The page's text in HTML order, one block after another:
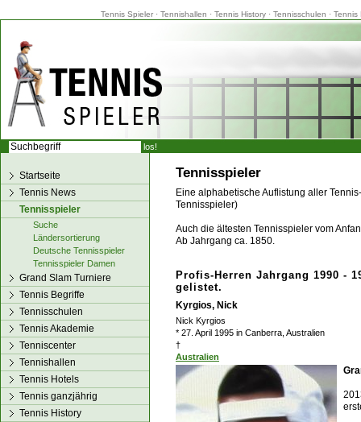
Tennis Spieler· Tennishallen · Tennis History· Tennisschulen · Tennis
Tennisspieler
Eine alphabetische Auflistung aller
Tennisspieler)
Auch die ältesten Tennisspieler vom
Ab Jahrgang ca. 1850.
Profis-Herren Jahrgang 1990 -
gelistet.
Kyrgios, Nick
Nick Kyrgios
* 27. April 1995 in Canberra, Australien
†
Australien
Startseite
Tennis News
Tennisspieler
Suche
Ländersortierung
Deutsche Tennisspieler
Tennisspieler Damen
Grand Slam Turniere
Tennis Begriffe
Tennisschulen
Tennis Akademie
Tenniscenter
Tennishallen
Tennis Hotels
Tennis ganzjährig
Tennis History
los!